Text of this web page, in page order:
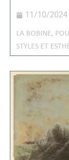
11/10/2024
LA BOBINE,
STYLES ET